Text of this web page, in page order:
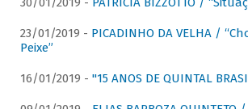
23/01/2019 - PICADINHO DA VELHA /
Peixe”
16/01/2019 - "15 ANOS DE QUINTAL